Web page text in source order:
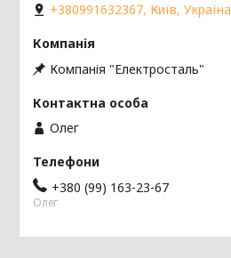
+380991632367, Київ, Україна
Компанія "Електросталь"
Олег
+380 (99) 163-23-67
Олег